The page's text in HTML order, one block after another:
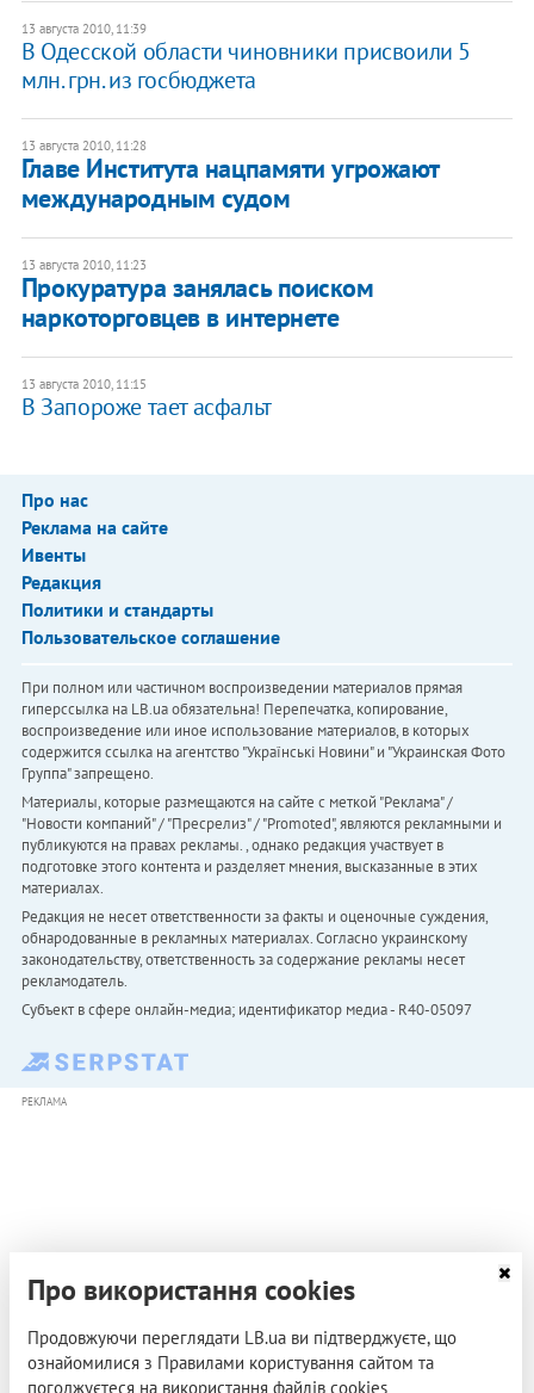
13 августа 2010, 11:39
В Одесской области чиновники присвоили 5
млн. грн. из госбюджета
13 августа 2010, 11:28
Главе Института нацпамяти угрожают
международным судом
13 августа 2010, 11:23
Прокуратура занялась поиском
наркоторговцев в интернете
13 августа 2010, 11:15
В Запороже тает асфальт
Про нас
Реклама на сайте
Ивенты
Редакция
Политики и стандарты
Пользовательское соглашение
При полном или частичном воспроизведении материалов прямая
гиперссылка на LB.ua обязательна! Перепечатка, копирование,
воспроизведение или иное использование материалов, в которых
содержится ссылка на агентство "Українськi Новини" и "Украинская Фото
Группа" запрещено.
Материалы, которые размещаются на сайте с меткой "Реклама" /
"Новости компаний" / "Пресрелиз" / "Promoted", являются рекламными и
публикуются на правах рекламы. , однако редакция участвует в
подготовке этого контента и разделяет мнения, высказанные в этих
материалах.
Редакция не несет ответственности за факты и оценочные суждения,
обнародованные в рекламных материалах. Согласно украинскому
законодательству, ответственность за содержание рекламы несет
рекламодатель.
Субъект в сфере онлайн-медиа; идентификатор медиа - R40-05097
РЕКЛАМА
Про використання cookies
Продовжуючи переглядати LB.ua ви підтверджуєте, що
ознайомилися з Правилами користування сайтом та
погоджуєтеся на використання файлів cookies